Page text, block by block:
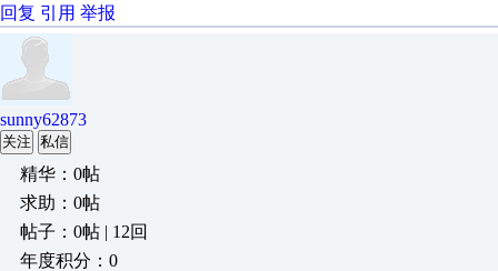
回复 引用 举报
sunny62873
关注 私信
精华：0帖
求助：0帖
帖子：0帖 | 12回
年度积分：0